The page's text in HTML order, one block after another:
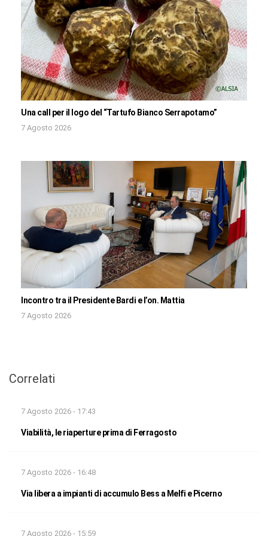
Una call per il logo del “Tartufo Bianco Serrapotamo”
7 Agosto 2026
Incontro tra il Presidente Bardi e l’on. Mattia
7 Agosto 2026
Correlati
7 Agosto 2026 - 17:43
Viabilità, le riaperture prima di Ferragosto
7 Agosto 2026 - 16:48
Via libera a impianti di accumulo Bess a Melfi e Picerno
7 Agosto 2026 - 15:59